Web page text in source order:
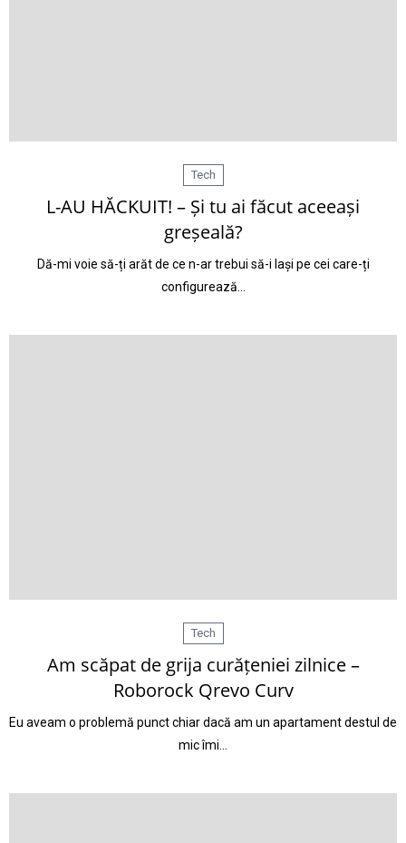
Tech
L-AU HĂCKUIT! – Și tu ai făcut aceeași
greșeală?
Dă-mi voie să-ți arăt de ce n-ar trebui să-i lași pe cei care-ți
configurează…
Tech
Am scăpat de grija curățeniei zilnice –
Roborock Qrevo Curv
Eu aveam o problemă punct chiar dacă am un apartament destul de
mic îmi…